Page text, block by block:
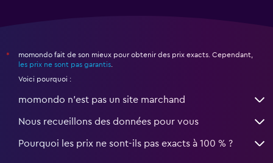
*
momondo fait de son mieux pour obtenir des prix exacts. Cependant,
les prix ne sont pas garantis
Voici pourquoi :
momondo n'est pas un site marchand
Nous recueillons des données pour vous
Pourquoi les prix ne sont-ils pas exacts à 100 % ?